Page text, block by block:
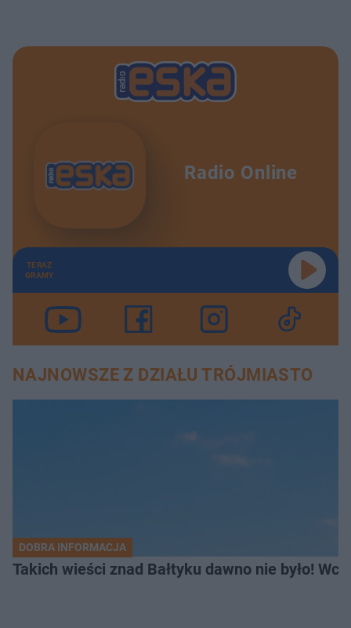
Radio Online
TERAZ
GRAMY
NAJNOWSZE Z DZIAŁU TRÓJMIASTO
DOBRA INFORMACJA
Takich wieści znad Bałtyku dawno nie było!